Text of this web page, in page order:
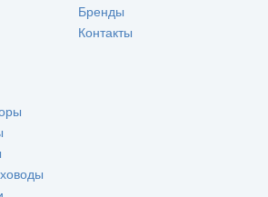
Бренды
Контакты